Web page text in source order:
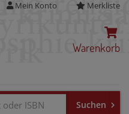
Mein Konto Merkliste
Warenkorb